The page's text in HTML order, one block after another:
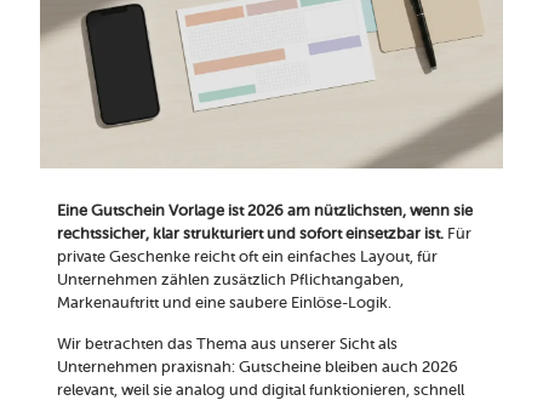
Eine Gutschein Vorlage ist 2026 am nützlichsten, wenn sie
rechtssicher, klar strukturiert und sofort einsetzbar ist.Für
private Geschenke reicht oft ein einfaches Layout, für
Unternehmen zählen zusätzlich Pflichtangaben,
Markenauftritt und eine saubere Einlöse-Logik.
Wir betrachten das Thema aus unserer Sicht als
Unternehmen praxisnah: Gutscheine bleiben auch 2026
relevant, weil sie analog und digital funktionieren, schnell